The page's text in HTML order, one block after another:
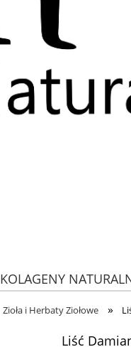
KOLAGENY
Zioła i Herbaty Ziołowe »
Liść